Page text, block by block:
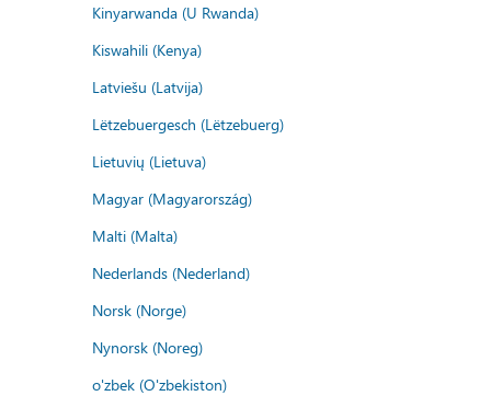
Kinyarwanda (U Rwanda)
Kiswahili (Kenya)
Latviešu (Latvija)
Lëtzebuergesch (Lëtzebuerg)
Lietuvių (Lietuva)
Magyar (Magyarország)
Malti (Malta)
Nederlands (Nederland)
Norsk (Norge)
Nynorsk (Noreg)
o'zbek (O'zbekiston)